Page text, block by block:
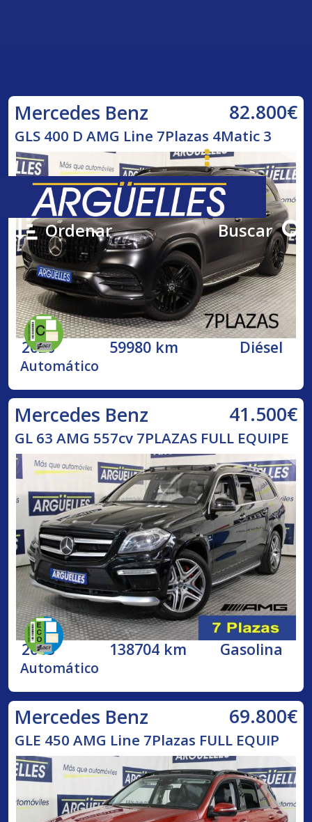
Ordenar Buscar
Mercedes Benz 82.800€
GLS 400 D AMG Line 7Plazas 4Matic 3
2020 59980 km Diésel
Automático
Mercedes Benz 41.500€
GL 63 AMG 557cv 7PLAZAS FULL EQUIPE
2013 138704 km Gasolina
Automático
Mercedes Benz 69.800€
GLE 450 AMG Line 7Plazas FULL EQUIP